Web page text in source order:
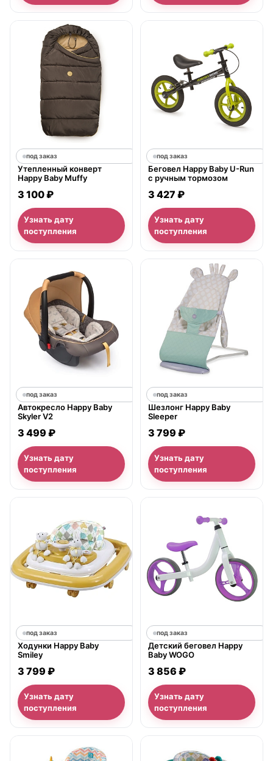
под заказ
Утепленный конверт
Happy Baby Muffy
3 100 ₽
Узнать дату
поступления
под заказ
Беговел Happy Baby U-Run
с ручным тормозом
3 427 ₽
Узнать дату
поступления
под заказ
Автокресло Happy Baby
Skyler V2
3 499 ₽
Узнать дату
поступления
под заказ
Шезлонг Happy Baby
Sleeper
3 799 ₽
Узнать дату
поступления
под заказ
Ходунки Happy Baby
Smiley
3 799 ₽
Узнать дату
поступления
под заказ
Детский беговел Happy
Baby WOGO
3 856 ₽
Узнать дату
поступления